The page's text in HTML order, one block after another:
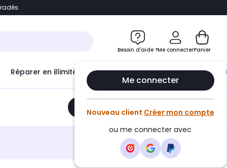
Accéder directement au chatbot
Besoin d'aide ?Me connecter
Me connecter
Nouveau client Créer mon compte
ou me connecter avec
Panier
Réparer en illimité avec Le Club Infinity
Ajouter au panier